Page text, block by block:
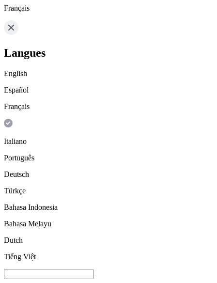
Français
Langues
English
Español
Français
Italiano
Português
Deutsch
Türkçe
Bahasa Indonesia
Bahasa Melayu
Dutch
Tiếng Việt